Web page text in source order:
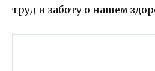
труд и заботу о нашем